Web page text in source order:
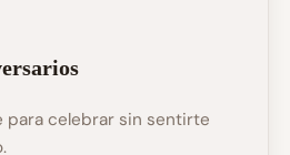
para celebrar sin sentirte